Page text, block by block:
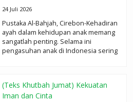
24 Juli 2026
Pustaka Al-Bahjah, Cirebon-Kehadiran
ayah dalam kehidupan anak memang
sangatlah penting. Selama ini
pengasuhan anak di Indonesia sering
(Teks Khutbah Jumat) Kekuatan
Iman dan Cinta